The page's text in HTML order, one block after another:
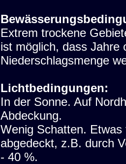
Extrem trockene
ist möglich, dass Jahre
Niederschlagsmenge
Lichtbedingungen:
In der Sonne. Auf
Abdeckung.
Wenig Schatten.
abgedeckt, z.B. durch
- 40 %.